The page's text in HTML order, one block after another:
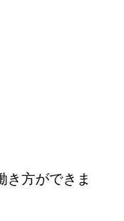
き方ができま